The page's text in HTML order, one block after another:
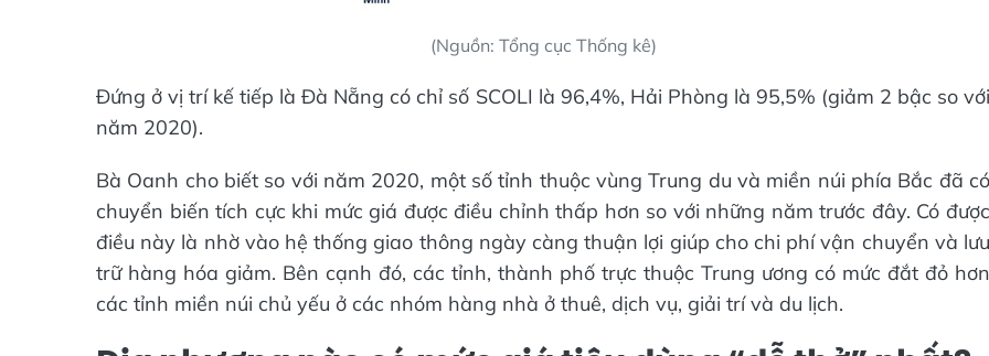
(Nguồn: Tổng cục Thống kê)
Đứng ở vị trí kế tiếp là Đà Nẵng có chỉ số SCOLI là 96,4%, Hải Phòng là 95,5% (giảm 2 bậc so với
năm 2020).
Bà Oanh cho biết so với năm 2020, một số tỉnh thuộc vùng Trung du và miền núi phía Bắc đã có
chuyển biến tích cực khi mức giá được điều chỉnh thấp hơn so với những năm trước đây. Có được
điều này là nhờ vào hệ thống giao thông ngày càng thuận lợi giúp cho chi phí vận chuyển và lưu
trữ hàng hóa giảm. Bên cạnh đó, các tỉnh, thành phố trực thuộc Trung ương có mức đắt đỏ hơn
các tỉnh miền núi chủ yếu ở các nhóm hàng nhà ở thuê, dịch vụ, giải trí và du lịch.